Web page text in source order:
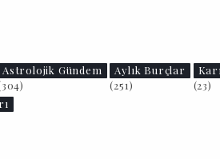
Astrolojik Gündem
Aylık Burçlar
(251)
(23)